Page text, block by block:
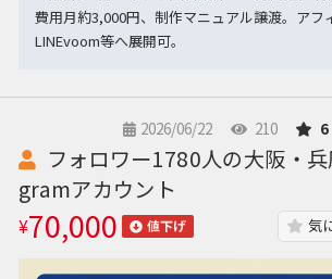
費用月約3,000円、制作マニュアル譲渡。アフ
LINEvoom等へ展開可。
2026/06/22 210 6
フォロワー1780人の大阪・
gramアカウント
¥70,000 値下げ 気